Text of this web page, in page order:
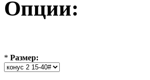
Опции:
* Размер: